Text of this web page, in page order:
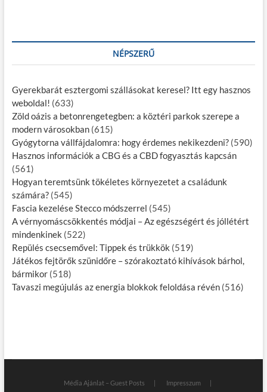
NÉPSZERŰ
Gyerekbarát esztergomi szállásokat keresel? Itt egy hasznos
weboldal! (633)
Zöld oázis a betonrengetegben: a köztéri parkok szerepe a
modern városokban (615)
Gyógytorna vállfájdalomra: hogy érdemes nekikezdeni? (590)
Hasznos információk a CBG és a CBD fogyasztás kapcsán
(561)
Hogyan teremtsünk tökéletes környezetet a családunk
számára? (545)
Fascia kezelése Stecco módszerrel (545)
A vérnyomáscsökkentés módjai – Az egészségért és jóllétért
mindenkinek (522)
Repülés csecsemővel: Tippek és trükkök (519)
Játékos fejtörők szünidőre – szórakoztató kihívások bárhol,
bármikor (518)
Tavaszi megújulás az energia blokkok feloldása révén (516)
Média Ajánlat – Guest Posts
Impresszum